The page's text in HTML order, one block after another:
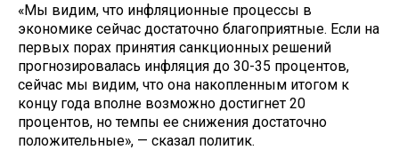
«Мы видим, что инфляционные процессы в
экономике сейчас достаточно благоприятные. Если на
первых порах принятия санкционных решений
прогнозировалась инфляция до 30-35 процентов,
сейчас мы видим, что она накопленным итогом к
концу года вполне возможно достигнет 20
процентов, но темпы ее снижения достаточно
положительные», — сказал политик.